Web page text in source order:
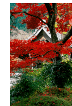
首頁 研究項
請訂閱《
问道研究所致力
通的桥梁。我们